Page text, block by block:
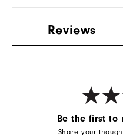
Reviews
Be the first to
Share your